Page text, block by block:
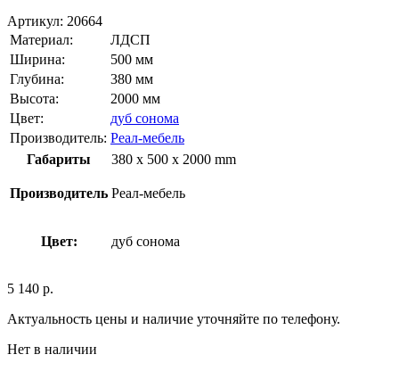
Артикул: 20664
Материал:
ЛДСП
Ширина:
500 мм
Глубина:
380 мм
Высота:
2000 мм
Цвет:
дуб сонома
Производитель: Реал-мебель
Габариты
380 x 500 x 2000 mm
Производитель Реал-мебель
Цвет: дуб сонома
5 140 р.
Актуальность цены и наличие уточняйте по телефону.
Нет в наличии